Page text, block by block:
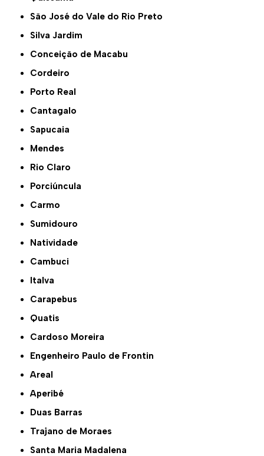
São José do Vale do Rio Preto
Silva Jardim
Conceição de Macabu
Cordeiro
Porto Real
Cantagalo
Sapucaia
Mendes
Rio Claro
Porciúncula
Carmo
Sumidouro
Natividade
Cambuci
Italva
Carapebus
Quatis
Cardoso Moreira
Engenheiro Paulo de Frontin
Areal
Aperibé
Duas Barras
Trajano de Moraes
Santa Maria Madalena